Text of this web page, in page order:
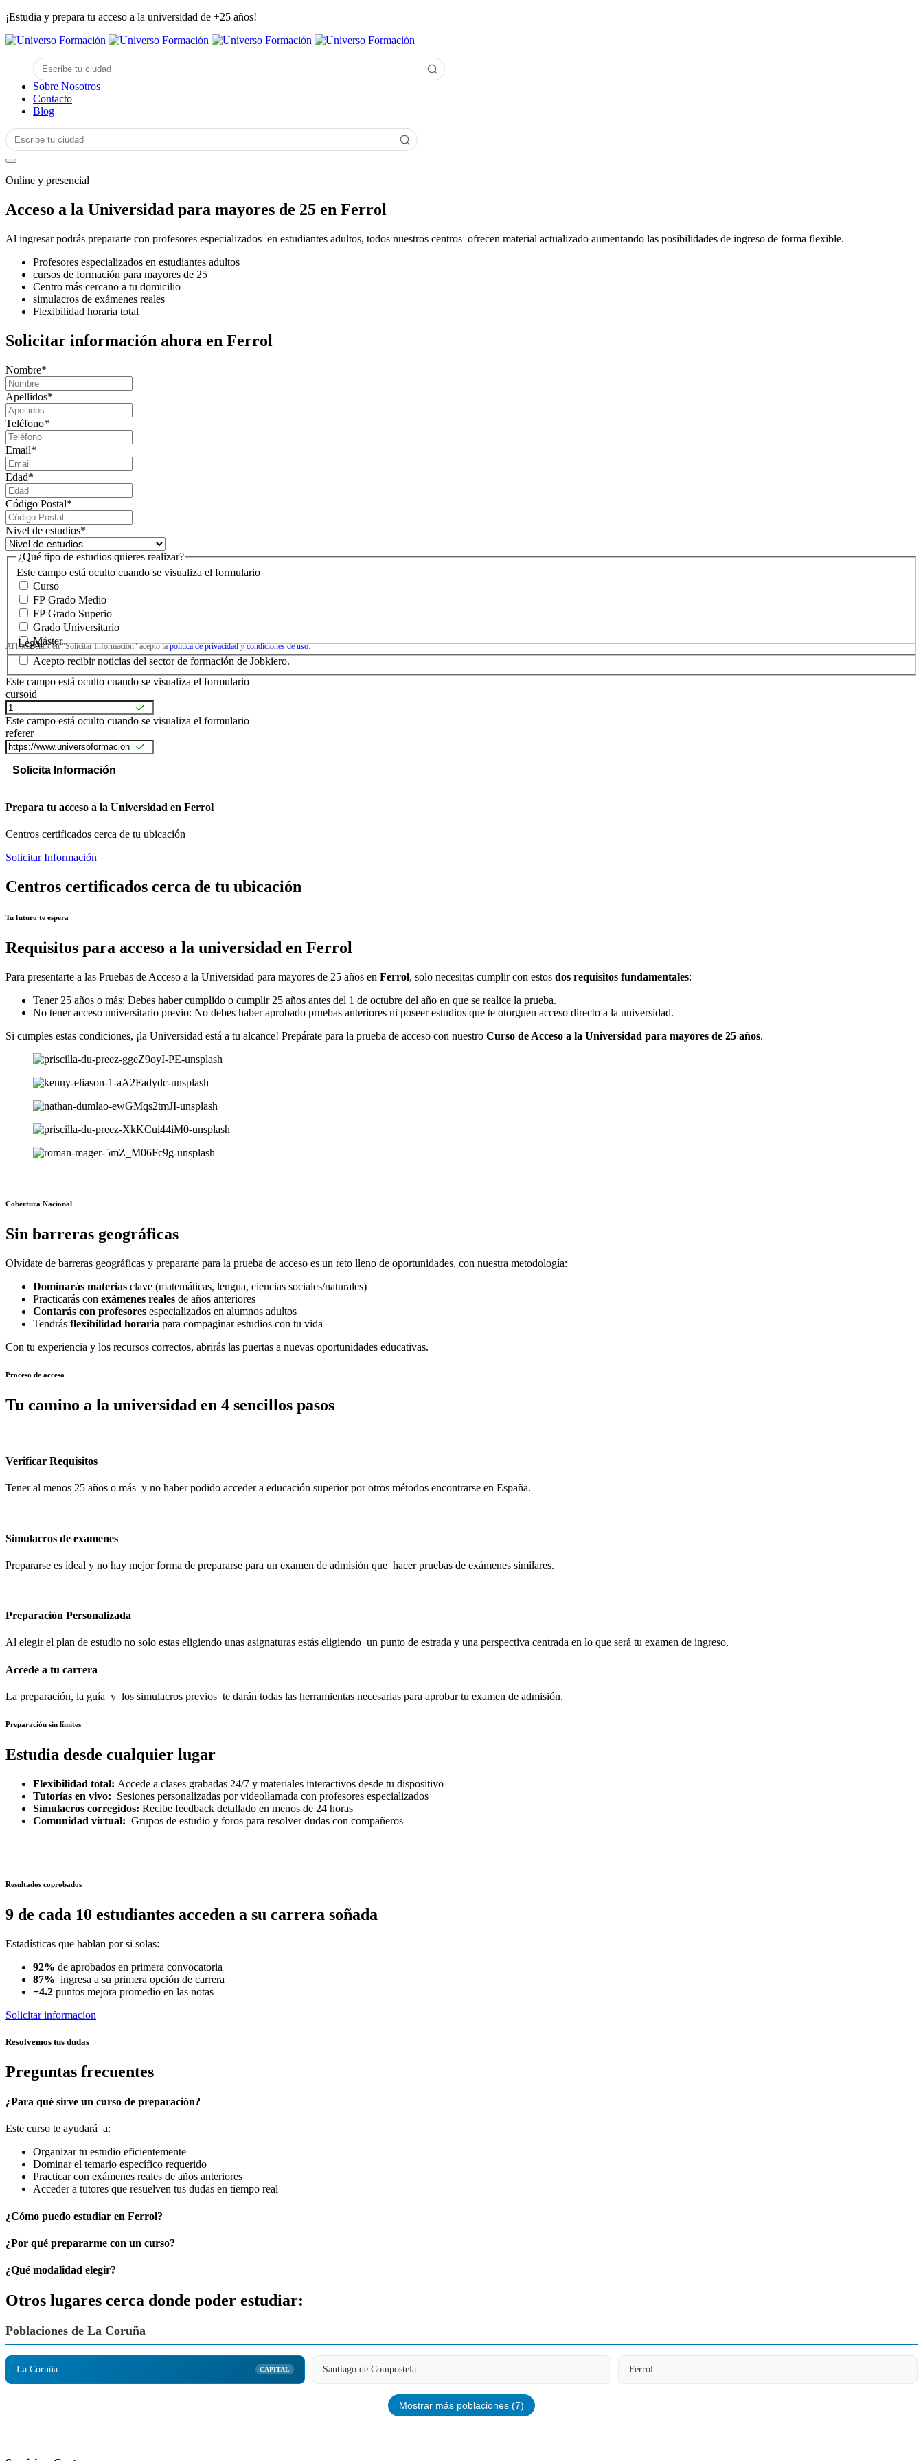
¡Estudia y prepara tu acceso a la universidad de +25 años!
Sobre Nosotros
Contacto
Blog
Online y presencial
Acceso a la Universidad para mayores de 25 en Ferrol
Al ingresar podrás prepararte con profesores especializados en estudiantes adultos, todos nuestros centros ofrecen material actualizado aumentando las posibilidades de ingreso de forma flexible.
Profesores especializados en estudiantes adultos
cursos de formación para mayores de 25
Centro más cercano a tu domicilio
simulacros de exámenes reales
Flexibilidad horaria total
Solicitar información ahora en Ferrol
Nombre*
Apellidos*
Teléfono*
Email*
Edad*
Código Postal*
Nivel de estudios*
Este campo está oculto cuando se visualiza el formulario
¿Qué tipo de estudios quieres realizar?
Curso
FP Grado Medio
FP Grado Superio
Grado Universitario
Máster
Al hacer click en "Solicitar Información" acepto lapolítica de privacidadycondiciones de uso.
Legal
Acepto recibir noticias del sector de formación de Jobkiero.
Este campo está oculto cuando se visualiza el formulario
cursoid
Este campo está oculto cuando se visualiza el formulario
referer
Prepara tu acceso a la Universidad en Ferrol
Centros certificados cerca de tu ubicación
Solicitar Información
Centros certificados cerca de tu ubicación
Tu futuro te espera
Requisitos para acceso a la universidad en Ferrol
Para presentarte a las Pruebas de Acceso a la Universidad para mayores de 25 años en Ferrol, solo necesitas cumplir con estos dos requisitos fundamentales:
Tener 25 años o más: Debes haber cumplido o cumplir 25 años antes del 1 de octubre del año en que se realice la prueba.
No tener acceso universitario previo: No debes haber aprobado pruebas anteriores ni poseer estudios que te otorguen acceso directo a la universidad.
Si cumples estas condiciones, ¡la Universidad está a tu alcance! Prepárate para la prueba de acceso con nuestro Curso de Acceso a la Universidad para mayores de 25 años.
Cobertura Nacional
Sin barreras geográficas
Olvídate de barreras geográficas y prepararte para la prueba de acceso es un reto lleno de oportunidades, con nuestra metodología:
Dominarás materias clave (matemáticas, lengua, ciencias sociales/naturales)
Practicarás con exámenes reales de años anteriores
Contarás con profesores especializados en alumnos adultos
Tendrás flexibilidad horaria para compaginar estudios con tu vida
Con tu experiencia y los recursos correctos, abrirás las puertas a nuevas oportunidades educativas.
Proceso de acceso
Tu camino a la universidad en 4 sencillos pasos
Verificar Requisitos
Tener al menos 25 años o más y no haber podido acceder a educación superior por otros métodos encontrarse en España.
Simulacros de examenes
Prepararse es ideal y no hay mejor forma de prepararse para un examen de admisión que hacer pruebas de exámenes similares.
Preparación Personalizada
Al elegir el plan de estudio no solo estas eligiendo unas asignaturas estás eligiendo un punto de estrada y una perspectiva centrada en lo que será tu examen de ingreso.
Accede a tu carrera
La preparación, la guía y los simulacros previos te darán todas las herramientas necesarias para aprobar tu examen de admisión.
Preparación sin límites
Estudia desde cualquier lugar
Flexibilidad total: Accede a clases grabadas 24/7 y materiales interactivos desde tu dispositivo
Tutorías en vivo: Sesiones personalizadas por videollamada con profesores especializados
Simulacros corregidos: Recibe feedback detallado en menos de 24 horas
Comunidad virtual: Grupos de estudio y foros para resolver dudas con compañeros
Resultados coprobados
9 de cada 10 estudiantes acceden a su carrera soñada
Estadísticas que hablan por si solas:
92% de aprobados en primera convocatoria
87% ingresa a su primera opción de carrera
+4.2 puntos mejora promedio en las notas
Solicitar informacion
Resolvemos tus dudas
Preguntas frecuentes
¿Para qué sirve un curso de preparación?
Este curso te ayudará a:
Organizar tu estudio eficientemente
Dominar el temario específico requerido
Practicar con exámenes reales de años anteriores
Acceder a tutores que resuelven tus dudas en tiempo real
¿Cómo puedo estudiar en Ferrol?
¿Por qué prepararme con un curso?
¿Qué modalidad elegir?
Otros lugares cerca donde poder estudiar:
Poblaciones de La Coruña
La Coruña CAPITAL Santiago de Compostela Ferrol
Mostrar más poblaciones (7)